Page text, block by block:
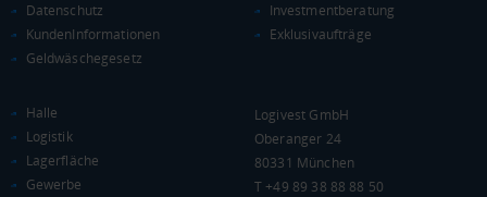
Datenschutz
KundenInformationen
Geldwäschegesetz
Investmentberatung
Exklusivaufträge
Halle
Logistik
Lagerfläche
Gewerbe
Logivest GmbH
Oberanger 24
80331 München
T +49 89 38 88 88 50